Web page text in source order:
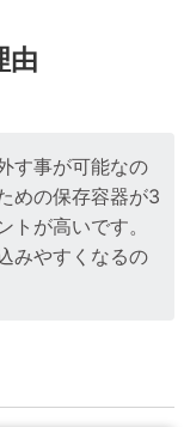
由
す事が可能なの
めの保存容器が3
が高いです。
みやすくなるの